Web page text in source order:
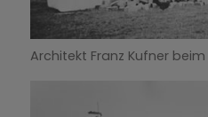
Architekt Franz Kufner